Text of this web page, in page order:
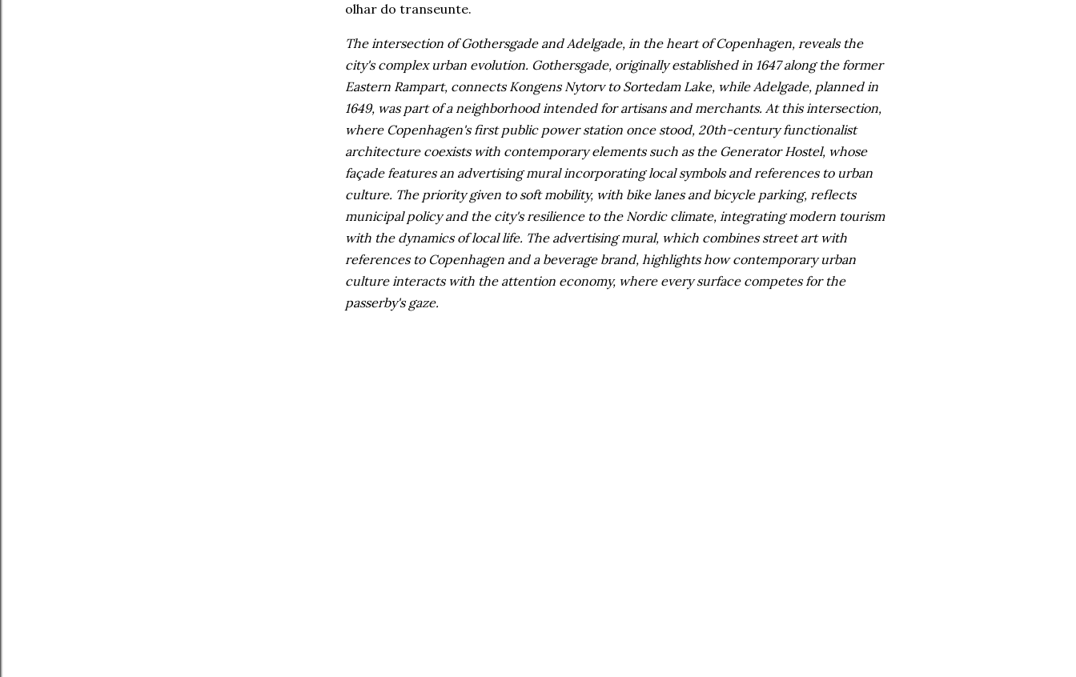
olhar do transeunte.
The intersection of Gothersgade and Adelgade, in the heart of Copenhagen, reveals the
city's complex urban evolution. Gothersgade, originally established in 1647 along the former
Eastern Rampart, connects Kongens Nytorv to Sortedam Lake, while Adelgade, planned in
1649, was part of a neighborhood intended for artisans and merchants. At this intersection,
where Copenhagen's first public power station once stood, 20th-century functionalist
architecture coexists with contemporary elements such as the Generator Hostel, whose
façade features an advertising mural incorporating local symbols and references to urban
culture. The priority given to soft mobility, with bike lanes and bicycle parking, reflects
municipal policy and the city's resilience to the Nordic climate, integrating modern tourism
with the dynamics of local life. The advertising mural, which combines street art with
references to Copenhagen and a beverage brand, highlights how contemporary urban
culture interacts with the attention economy, where every surface competes for the
passerby's gaze.